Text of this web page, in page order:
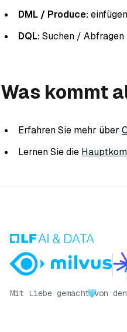
DML / Produce:
DQL:Suchen / Abfragen
Was kommt
Erfahren Sie mehr über
Lernen Sie die
Mit Liebe gemacht von